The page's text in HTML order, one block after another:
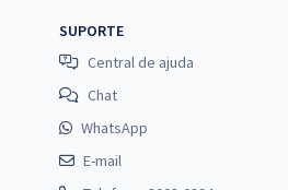
SUPORTE
Central de ajuda
Chat
WhatsApp
E-mail